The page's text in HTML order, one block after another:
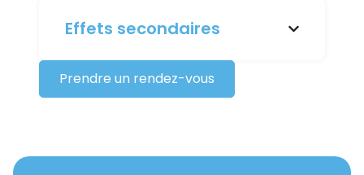
Effets secondaires
Prendre un rendez-vous